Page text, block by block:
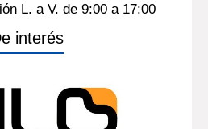
L. a V. de 9:00 a 17:00
interés